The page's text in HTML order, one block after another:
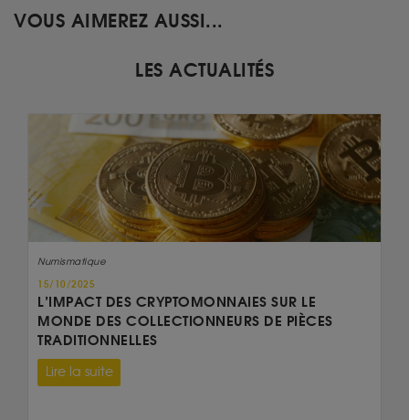
VOUS AIMEREZ AUSSI...
LES ACTUALITÉS
Numismatique
15/10/2025
L’IMPACT DES CRYPTOMONNAIES SUR LE
MONDE DES COLLECTIONNEURS DE PIÈCES
TRADITIONNELLES
Lire la suite